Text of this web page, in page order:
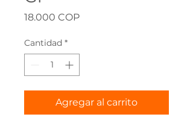
18.000 COPPrecio
Cantidad *
Agregar al carrito